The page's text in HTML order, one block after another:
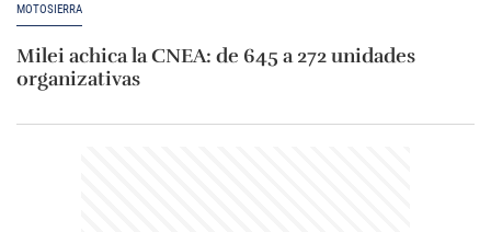
MOTOSIERRA
Milei achica la CNEA: de 645 a 272 unidades
organizativas